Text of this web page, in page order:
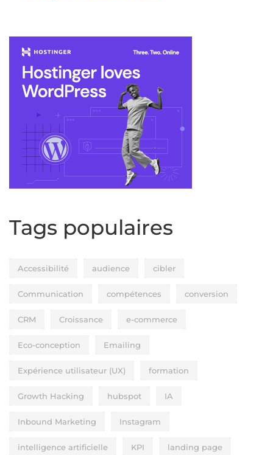
Tags populaires
Accessibilité audience cibler
Communication compétences conversion
CRM Croissance e-commerce
Eco-conception Emailing
Expérience utilisateur (UX) formation
Growth Hacking hubspot IA
Inbound Marketing Instagram
intelligence artificielle KPI landing page